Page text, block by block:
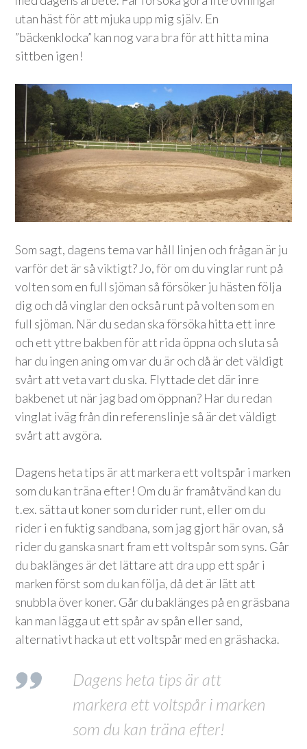
utan häst för att mjuka upp mig själv. En
”bäckenklocka” kan nog vara bra för att hitta mina
sittben igen!
Som sagt, dagens tema var håll linjen och frågan är ju
varför det är så viktigt? Jo, för om du vinglar runt på
volten som en full sjöman så försöker ju hästen följa
dig och då vinglar den också runt på volten som en
full sjöman. När du sedan ska försöka hitta ett inre
och ett yttre bakben för att rida öppna och sluta så
har du ingen aning om var du är och då är det väldigt
svårt att veta vart du ska. Flyttade det där inre
bakbenet ut när jag bad om öppnan? Har du redan
vinglat iväg från din referenslinje så är det väldigt
svårt att avgöra.
Dagens heta tips är att markera ett voltspår i marken
som du kan träna efter! Om du är framåtvänd kan du
t.ex. sätta ut koner som du rider runt, eller om du
rider i en fuktig sandbana, som jag gjort här ovan, så
rider du ganska snart fram ett voltspår som syns. Går
du baklänges är det lättare att dra upp ett spår i
marken först som du kan följa, då det är lätt att
snubbla över koner. Går du baklänges på en gräsbana
kan man lägga ut ett spår av spån eller sand,
alternativt hacka ut ett voltspår med en gräshacka.
Dagens heta tips är att
markera ett voltspår i marken
som du kan träna efter!